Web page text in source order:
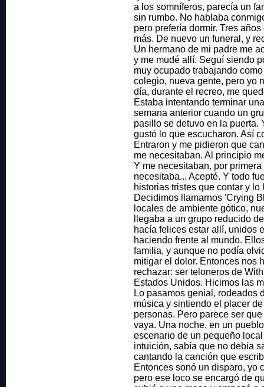
a los somníferos, parecía un
sin rumbo. No hablaba
pero prefería dormir. Tres
más. De nuevo un funeral, y
Un hermano de mi padre me
y me mudé allí. Seguí siendo
muy ocupado trabajando
colegio, nueva gente, pero yo
día, durante el recreo, me
Estaba intentando terminar
semana anterior cuando un
pasillo se detuvo en la puerta.
gustó lo que escucharon. Así
Entraron y me pidieron que
me necesitaban. Al principio
Y me necesitaban, por
necesitaba... Acepté. Y todo
historias tristes que contar y
Decidimos llamarnos 'Crying
locales de ambiente gótico,
llegaba a un grupo reducido
hacía felices estar allí, unidos
haciendo frente al mundo.
familia, y aunque no podía
mitigar el dolor. Entonces nos
rechazar: ser teloneros de
Estados Unidos. Hicimos las
Lo pasamos genial, rodeados
música y sintiendo el placer
personas. Pero parece ser
vaya. Una noche, en un
escenario de un pequeño
intuición, sabía que no debía
cantando la canción que
Entonces sonó un disparo, yo
pero ese loco se encargó de